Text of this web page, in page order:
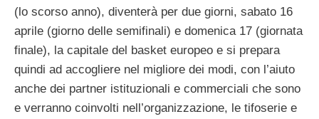
(lo scorso anno), diventerà per due giorni, sabato 16
aprile (giorno delle semifinali) e domenica 17 (giornata
finale), la capitale del basket europeo e si prepara
quindi ad accogliere nel migliore dei modi, con l’aiuto
anche dei partner istituzionali e commerciali che sono
e verranno coinvolti nell’organizzazione, le tifoserie e